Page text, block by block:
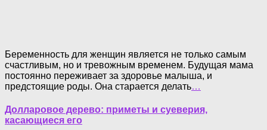
Беременность для женщин является не только самым
счастливым, но и тревожным временем. Будущая мама
постоянно переживает за здоровье малыша, и
предстоящие роды. Она старается делать…
Долларовое дерево: приметы и суеверия,
касающиеся его